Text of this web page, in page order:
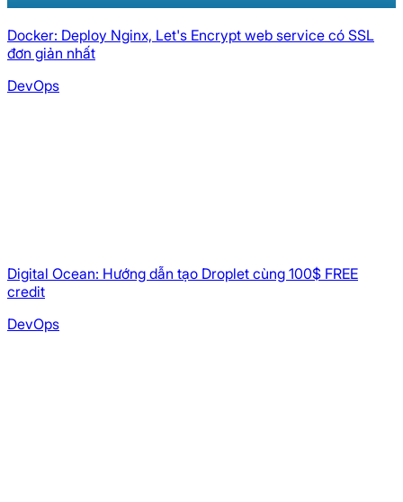
Docker: Deploy Nginx, Let's Encrypt web service có SSL
đơn giản nhất
DevOps
Digital Ocean: Hướng dẫn tạo Droplet cùng 100$ FREE
credit
DevOps